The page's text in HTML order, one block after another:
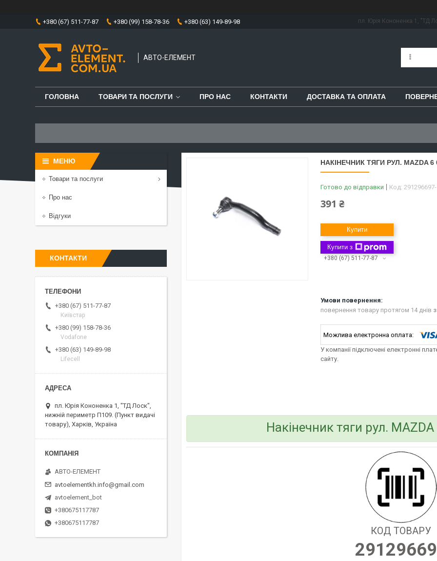
+380 (67) 511-77-87 +380 (99) 158-78-36 +380 (63) 149-89-98 пл. Юрія Кононенка 1, "ТД
АВТО-ЕЛЕМЕНТ
ГОЛОВНА ТОВАРИ ТА ПОСЛУГИ ПРО НАС КОНТАКТИ ДОСТАВКА ТА ОПЛАТА
НАКІНЕЧНИК ТЯГИ РУЛ. MAZDA 6
Готово до відправки Код:
391 ₴
Купити
Купити з
+380 (67) 511-77-87
повернення товару протягом 14 днів
У компанії підключені електронні
сайту.
Накінечник тяги рул.
КОД ТОВАРУ
Товари та послуги
Про нас
Відгуки
КОНТАКТИ
+380 (67) 511-77-87
Київстар
+380 (99) 158-78-36
Vodafone
+380 (63) 149-89-98
Lifecell
пл. Юрія Кононенка 1, "ТД Лоск",
нижній периметр П109. (Пункт видачі
товару), Харків, Україна
АВТО-ЕЛЕМЕНТ
avtoelementkh.info@gmail.com
avtoelement_bot
+380675117787
+380675117787